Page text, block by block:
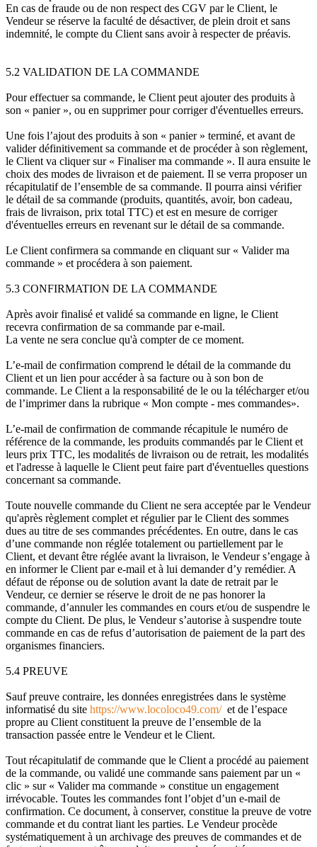
En cas de fraude ou de non respect des CGV par le Client, le
Vendeur se réserve la faculté de désactiver, de plein droit et sans
indemnité, le compte du Client sans avoir à respecter de préavis.
5.2 VALIDATION DE LA COMMANDE
Pour effectuer sa commande, le Client peut ajouter des produits à
son « panier », ou en supprimer pour corriger d'éventuelles erreurs.
Une fois l’ajout des produits à son « panier » terminé, et avant de
valider définitivement sa commande et de procéder à son règlement,
le Client va cliquer sur « Finaliser ma commande ». Il aura ensuite le
choix des modes de livraison et de paiement. Il se verra proposer un
récapitulatif de l’ensemble de sa commande. Il pourra ainsi vérifier
le détail de sa commande (produits, quantités, avoir, bon cadeau,
frais de livraison, prix total TTC) et est en mesure de corriger
d'éventuelles erreurs en revenant sur le détail de sa commande.
Le Client confirmera sa commande en cliquant sur « Valider ma
commande » et procédera à son paiement.
5.3 CONFIRMATION DE LA COMMANDE
Après avoir finalisé et validé sa commande en ligne, le Client
recevra confirmation de sa commande par e-mail.
La vente ne sera conclue qu'à compter de ce moment.
L’e-mail de confirmation comprend le détail de la commande du
Client et un lien pour accéder à sa facture ou à son bon de
commande. Le Client a la responsabilité de le ou la télécharger et/ou
de l’imprimer dans la rubrique « Mon compte - mes commandes».
L’e-mail de confirmation de commande récapitule le numéro de
référence de la commande, les produits commandés par le Client et
leurs prix TTC, les modalités de livraison ou de retrait, les modalités
et l'adresse à laquelle le Client peut faire part d'éventuelles questions
concernant sa commande.
Toute nouvelle commande du Client ne sera acceptée par le Vendeur
qu'après règlement complet et régulier par le Client des sommes
dues au titre de ses commandes précédentes. En outre, dans le cas
d’une commande non réglée totalement ou partiellement par le
Client, et devant être réglée avant la livraison, le Vendeur s’engage à
en informer le Client par e-mail et à lui demander d’y remédier. A
défaut de réponse ou de solution avant la date de retrait par le
Vendeur, ce dernier se réserve le droit de ne pas honorer la
commande, d’annuler les commandes en cours et/ou de suspendre le
compte du Client. De plus, le Vendeur s’autorise à suspendre toute
commande en cas de refus d’autorisation de paiement de la part des
organismes financiers.
5.4 PREUVE
Sauf preuve contraire, les données enregistrées dans le système
informatisé du site https://www.locoloco49.com/ et de l’espace
propre au Client constituent la preuve de l’ensemble de la
transaction passée entre le Vendeur et le Client.
Tout récapitulatif de commande que le Client a procédé au paiement
de la commande, ou validé une commande sans paiement par un «
clic » sur « Valider ma commande » constitue un engagement
irrévocable. Toutes les commandes font l’objet d’un e-mail de
confirmation. Ce document, à conserver, constitue la preuve de votre
commande et du contrat liant les parties. Le Vendeur procède
systématiquement à un archivage des preuves de commandes et de